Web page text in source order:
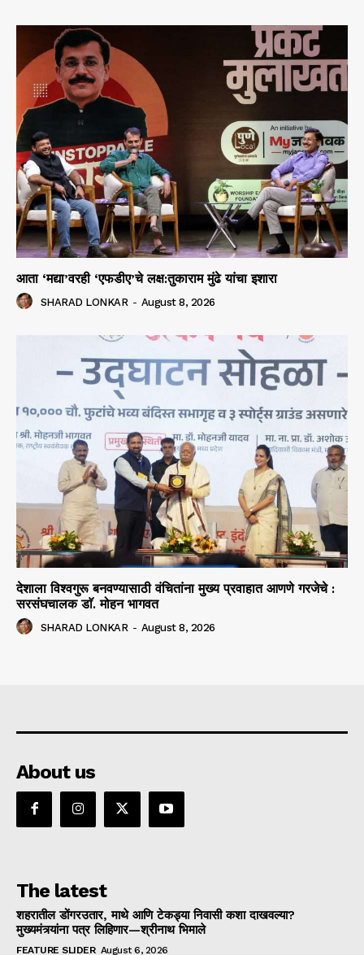
आता ‘मद्या’वरही ‘एफडीए’चे लक्ष:तुकाराम मुंढे यांचा इशारा
SHARAD LONKAR - August 8, 2026
देशाला विश्वगुरू बनवण्यासाठी वंचितांना मुख्य प्रवाहात आणणे गरजेचे :
सरसंघचालक डाॅ. मोहन भागवत
SHARAD LONKAR - August 8, 2026
About us
The latest
शहरातील डोंगरउतार, माथे आणि टेकड्या निवासी कशा दाखवल्या?
मुख्यमंत्र्यांना पत्र लिहिणार—श्रीनाथ भिमाले
FEATURE SLIDER August 6, 2026